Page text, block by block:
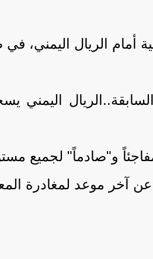
الريال اليمني، في صنعاء
السابقة..الريال
و"صادماً" لجميع
آخر موعد لمغادرة